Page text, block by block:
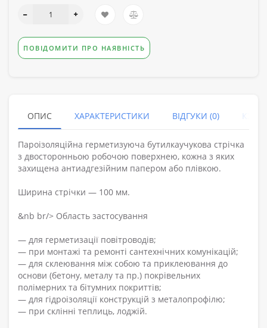
ПОВІДОМИТИ ПРО НАЯВНІСТЬ
ОПИС ХАРАКТЕРИСТИКИ ВІДГУКИ (0)
Пароізоляційна герметизуюча бутилкаучукова стрічка
з двосторонньою робочою поверхнею, кожна з яких
захищена антиадгезійним папером або плівкою.
Ширина стрічки — 100 мм.
&nb br/> Область застосування
— для герметизації повітроводів;
— при монтажі та ремонті сантехнічних комунікацій;
— для склеювання між собою та приклеювання до
основи (бетону, металу та пр.) покрівельних
полімерних та бітумних покриттів;
— для гідроізоляції конструкцій з металопрофілю;
— при склінні теплиць, лоджій.